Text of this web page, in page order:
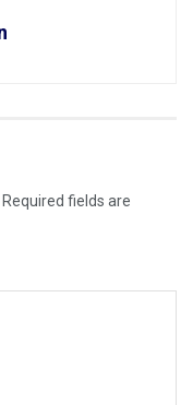
Required fields are